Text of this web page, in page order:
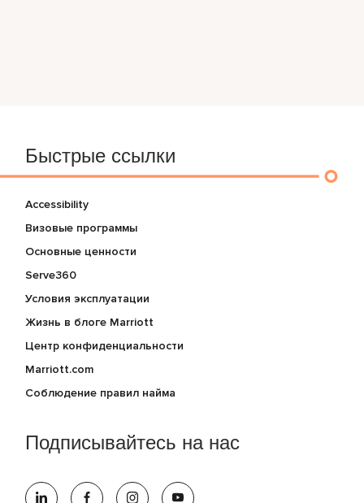
Быстрые ссылки
Accessibility
Визовые программы
Основные ценности
Serve360
Условия эксплуатации
Жизнь в блоге Marriott
Центр конфиденциальности
Marriott.com
Соблюдение правил найма
Подписывайтесь на нас